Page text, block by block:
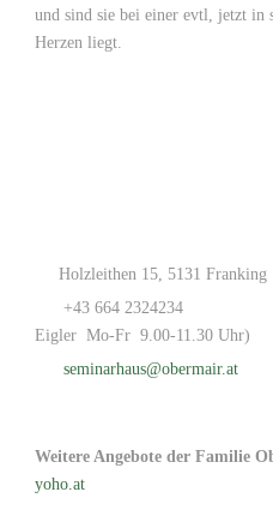
und sind sie bei einer evtl, jetzt in
Herzen liegt.
Holzleithen 15, 5131 Franking
+43 664
Eigler Mo-Fr 9.00-11.30 Uhr)
seminarhaus@obermair.at
Weitere Angebote der Familie
yoho.at